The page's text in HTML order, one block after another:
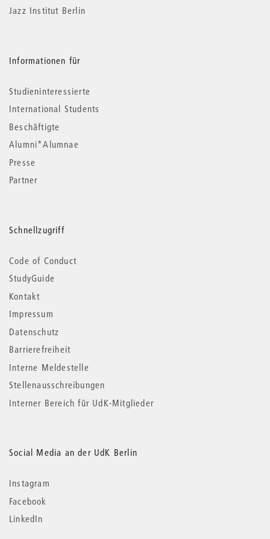
Jazz Institut Berlin
Informationen für
Studieninteressierte
International Students
Beschäftigte
Alumni*Alumnae
Presse
Partner
Schnellzugriff
Code of Conduct
StudyGuide
Kontakt
Impressum
Datenschutz
Barrierefreiheit
Interne Meldestelle
Stellenausschreibungen
Interner Bereich für UdK-Mitglieder
Social Media an der UdK Berlin
Instagram
Facebook
LinkedIn